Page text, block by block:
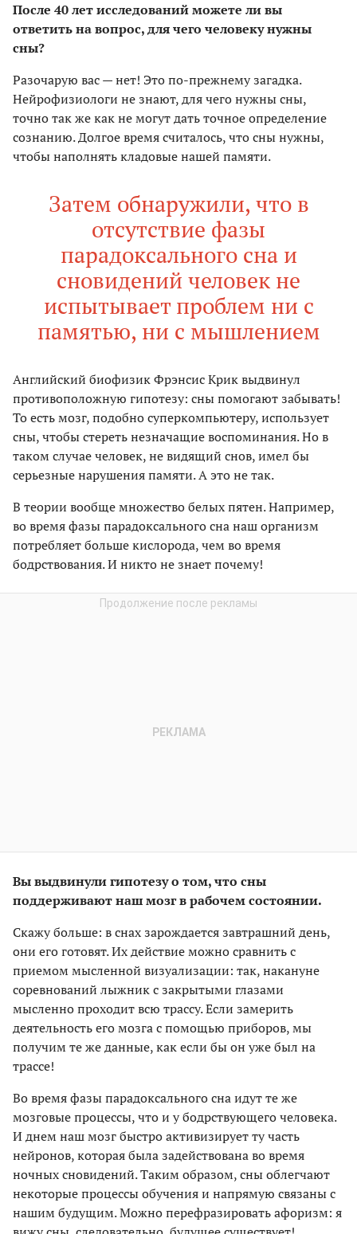
После 40 лет исследований можете ли вы
ответить на вопрос, для чего человеку нужны
сны?
Разочарую вас — нет! Это по-прежнему загадка.
Нейрофизиологи не знают, для чего нужны сны,
точно так же как не могут дать точное определение
сознанию. Долгое время считалось, что сны нужны,
чтобы наполнять кладовые нашей памяти.
Затем обнаружили, что в
отсутствие фазы
парадоксального сна и
сновидений человек не
испытывает проблем ни с
памятью, ни с мышлением
Английский биофизик Фрэнсис Крик выдвинул
противоположную гипотезу: сны помогают забывать!
То есть мозг, подобно суперкомпьютеру, использует
сны, чтобы стереть незначащие воспоминания. Но в
таком случае человек, не видящий снов, имел бы
серьезные нарушения памяти. А это не так.
В теории вообще множество белых пятен. Например,
во время фазы парадоксального сна наш организм
потребляет больше кислорода, чем во время
бодрствования. И никто не знает почему!
Вы выдвинули гипотезу о том, что сны
поддерживают наш мозг в рабочем состоянии.
Скажу больше: в снах зарождается завтрашний день,
они его готовят. Их действие можно сравнить с
приемом мысленной визуализации: так, накануне
соревнований лыжник с закрытыми глазами
мысленно проходит всю трассу. Если замерить
деятельность его мозга с помощью приборов, мы
получим те же данные, как если бы он уже был на
трассе!
Во время фазы парадоксального сна идут те же
мозговые процессы, что и у бодрствующего человека.
И днем наш мозг быстро активизирует ту часть
нейронов, которая была задействована во время
ночных сновидений. Таким образом, сны облегчают
некоторые процессы обучения и напрямую связаны с
нашим будущим. Можно перефразировать афоризм: я